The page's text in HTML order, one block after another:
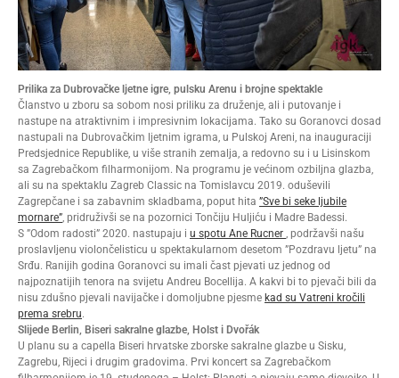
Prilika za Dubrovačke ljetne igre, pulsku Arenu i brojne spektakle
Članstvo u zboru sa sobom nosi priliku za druženje, ali i putovanje i
nastupe na atraktivnim i impresivnim lokacijama. Tako su Goranovci dosad
nastupali na Dubrovačkim ljetnim igrama, u Pulskoj Areni, na inauguraciji
Predsjednice Republike, u više stranih zemalja, a redovno su i u Lisinskom
sa Zagrebačkom filharmonijom. Na programu je većinom ozbiljna glazba,
ali su na spektaklu Zagreb Classic na Tomislavcu 2019. oduševili
Zagrepčane i sa zabavnim skladbama, poput hita ”Sve bi seke ljubile
mornare” , pridruživši se na pozornici Tončiju Huljiću i Madre Badessi.
S ”Odom radosti” 2020. nastupaju i u spotu Ane Rucner , podržavši našu
proslavljenu violončelisticu u spektakularnom desetom ”Pozdravu ljetu” na
Srđu. Ranijih godina Goranovci su imali čast pjevati uz jednog od
najpoznatijih tenora na svijetu Andreu Bocellija. A kakvi bi to pjevači bili da
nisu zdušno pjevali navijačke i domoljubne pjesme kad su Vatreni kročili
prema srebru.
Slijede Berlin, Biseri sakralne glazbe, Holst i Dvořák
U planu su a capella Biseri hrvatske zborske sakralne glazbe u Sisku,
Zagrebu, Rijeci i drugim gradovima. Prvi koncert sa Zagrebačkom